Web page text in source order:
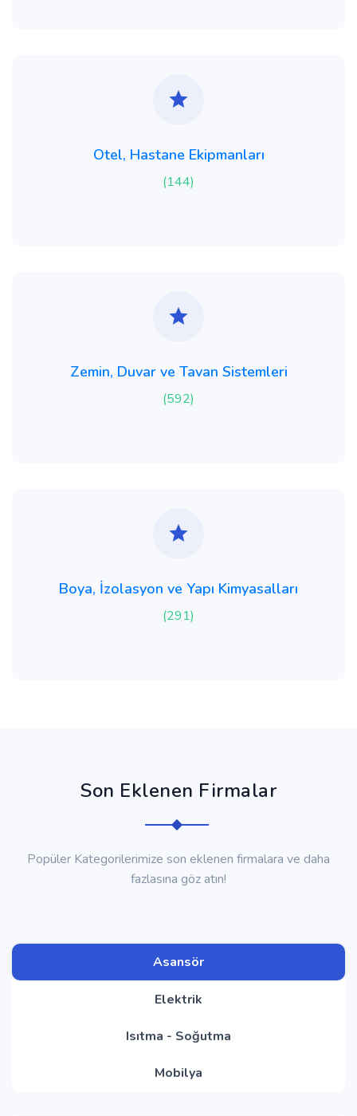
Otel, Hastane Ekipmanları
(144)
Zemin, Duvar ve Tavan Sistemleri
(592)
Boya, İzolasyon ve Yapı Kimyasalları
(291)
Son Eklenen Firmalar
Popüler Kategorilerimize son eklenen firmalara ve daha
fazlasına göz atın!
Asansör
Elektrik
Isıtma - Soğutma
Mobilya